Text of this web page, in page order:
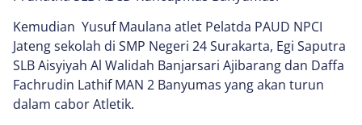
Kemudian Yusuf Maulana atlet Pelatda PAUD NPCI
Jateng sekolah di SMP Negeri 24 Surakarta, Egi Saputra
SLB Aisyiyah Al Walidah Banjarsari Ajibarang dan Daffa
Fachrudin Lathif MAN 2 Banyumas yang akan turun
dalam cabor Atletik.